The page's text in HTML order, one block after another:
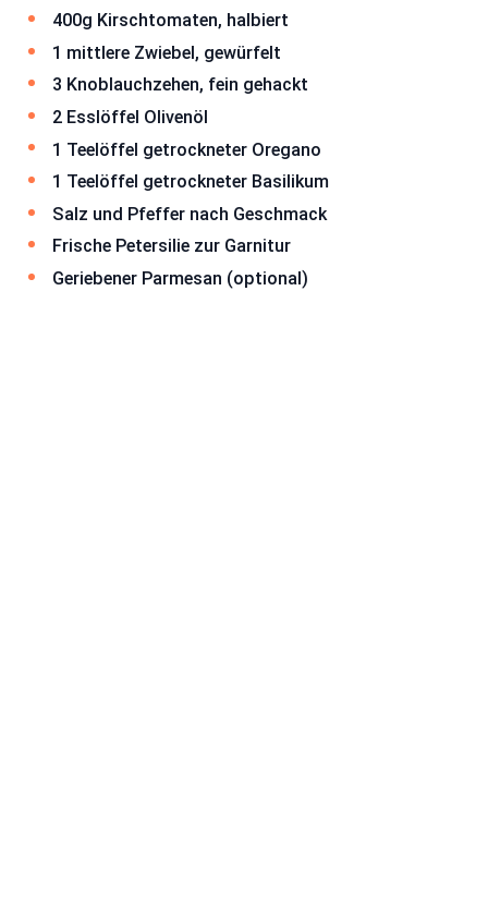
400g Kirschtomaten, halbiert
1 mittlere Zwiebel, gewürfelt
3 Knoblauchzehen, fein gehackt
2 Esslöffel Olivenöl
1 Teelöffel getrockneter Oregano
1 Teelöffel getrockneter Basilikum
Salz und Pfeffer nach Geschmack
Frische Petersilie zur Garnitur
Geriebener Parmesan (optional)